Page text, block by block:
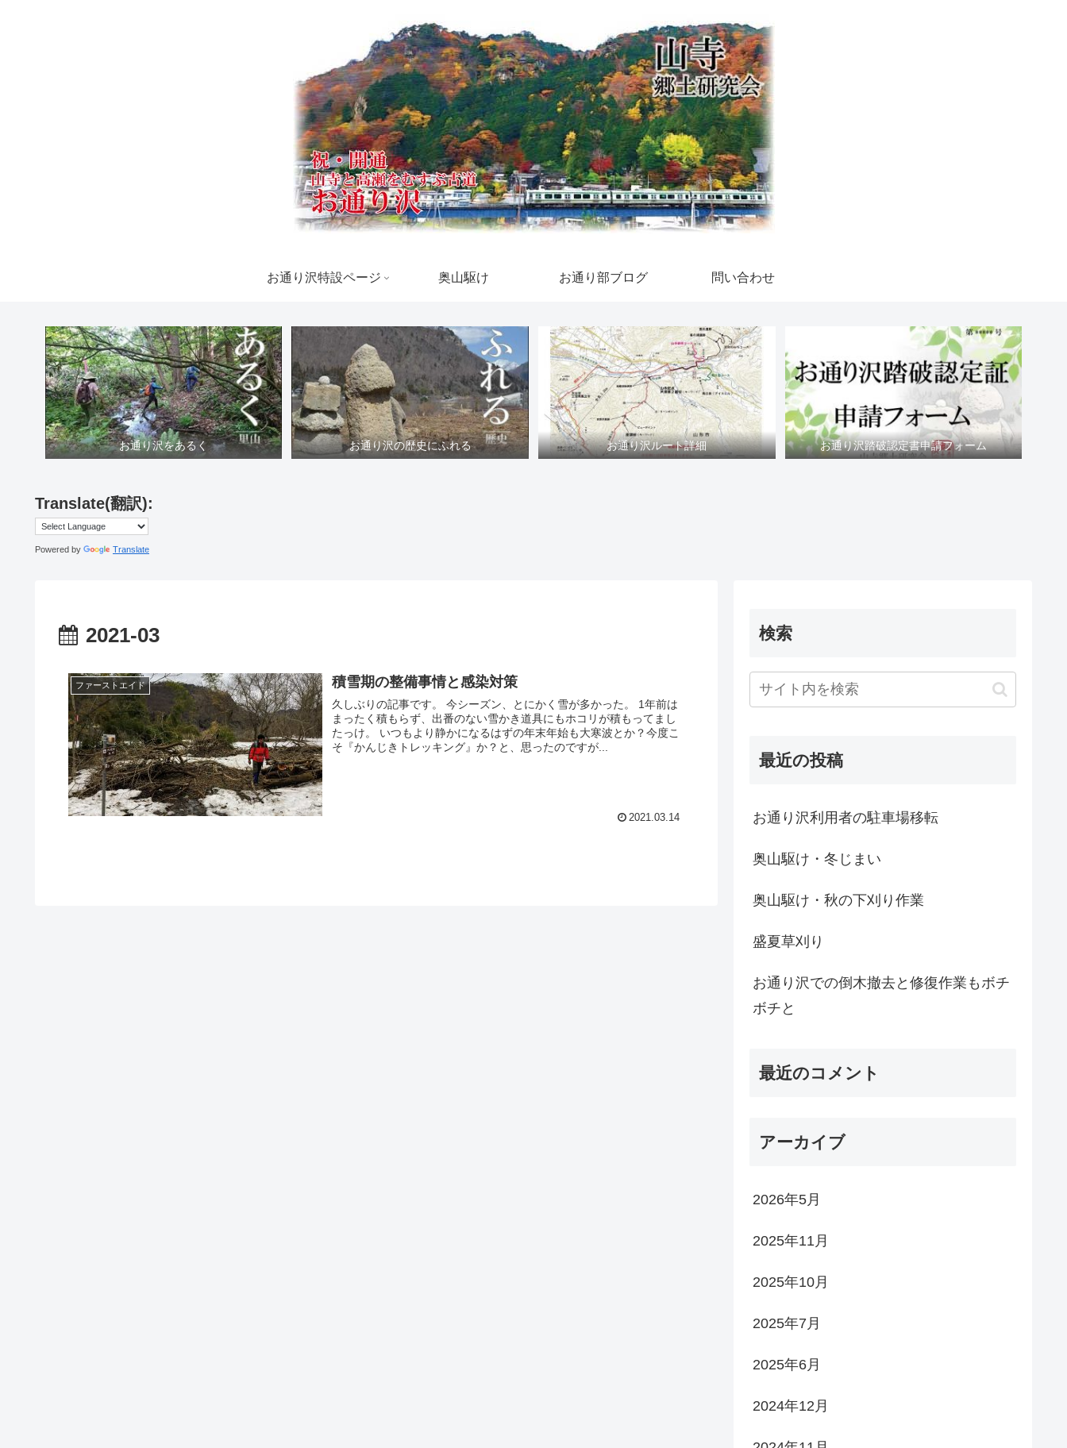
お通り沢特設ページ 奥山駆け お通り部ブログ 問い合わせ
お通り沢をあるく お通り沢の歴史にふれる お通り沢ルート詳細 お通り沢踏破認定書申請フォーム
Translate(翻訳):
Powered by Translate
2021-03
ファーストエイド 積雪期の整備事情と感染対策
久しぶりの記事です。 今シーズン、とにかく雪が多かった。 1年前は
まったく積もらず、出番のない雪かき道具にもホコリが積もってまし
たっけ。 いつもより静かになるはずの年末年始も大寒波とか？今度こ
そ『かんじきトレッキング』か？と、思ったのですが...
2021.03.14
検索
最近の投稿
お通り沢利用者の駐車場移転
奥山駆け・冬じまい
奥山駆け・秋の下刈り作業
盛夏草刈り
お通り沢での倒木撤去と修復作業もボチ
ボチと
最近のコメント
アーカイブ
2026年5月
2025年11月
2025年10月
2025年7月
2025年6月
2024年12月